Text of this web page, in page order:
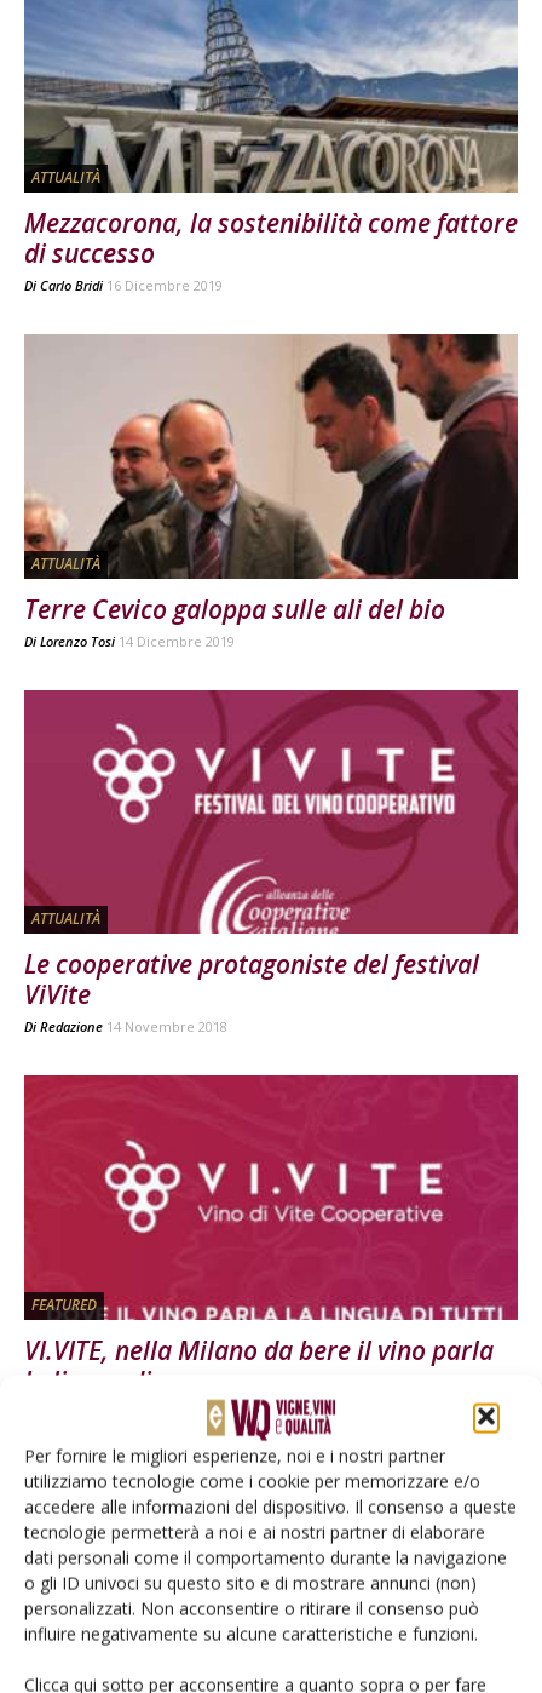
Per fornire le migliori esperienze, noi e i nostri partner
utilizziamo tecnologie come i cookie per memorizzare e/o
accedere alle informazioni del dispositivo. Il consenso a queste
tecnologie permetterà a noi e ai nostri partner di elaborare
dati personali come il comportamento durante la navigazione
o gli ID univoci su questo sito e di mostrare annunci (non)
personalizzati. Non acconsentire o ritirare il consenso può
influire negativamente su alcune caratteristiche e funzioni.
Clicca qui sotto per acconsentire a quanto sopra o per fare
ATTUALITÀ
Mezzacorona, la sostenibilità come fattore
di successo
Di Carlo Bridi 16 Dicembre 2019
ATTUALITÀ
Terre Cevico galoppa sulle ali del bio
Di Lorenzo Tosi 14 Dicembre 2019
ATTUALITÀ
Le cooperative protagoniste del festival
ViVite
Di Redazione 14 Novembre 2018
FEATURED
VI.VITE, nella Milano da bere il vino parla
la lingua di...
24 Novembre 2017
E-magazine
Tecniche, prodotti e servizi dalle aziende